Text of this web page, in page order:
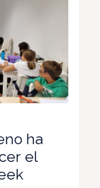
ha
el